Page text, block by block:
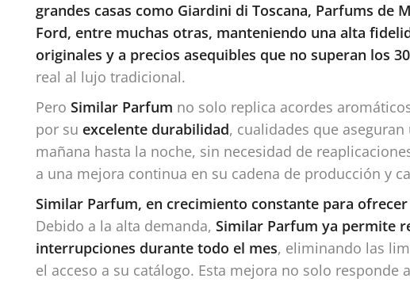
grandes casas como Giardini di Toscana, Parfums de
Ford, entre muchas otras, manteniendo una alta
originales y a precios asequibles que no superan los
real al lujo tradicional.
Pero Similar Parfum no solo replica acordes
por su excelente durabilidad, cualidades que
mañana hasta la noche, sin necesidad de
a una mejora continua en su cadena de producción y
Similar Parfum, en crecimiento constante para
Debido a la alta demanda, Similar Parfum ya permite
interrupciones durante todo el mes, eliminando las
el acceso a su catálogo. Esta mejora no solo responde